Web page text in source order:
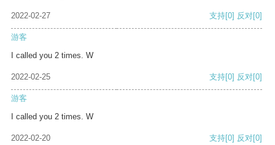
2022-02-27 支持[0] 反对[0]
游客
I called you 2 times. W
2022-02-25 支持[0] 反对[0]
游客
I called you 2 times. W
2022-02-20 支持[0] 反对[0]